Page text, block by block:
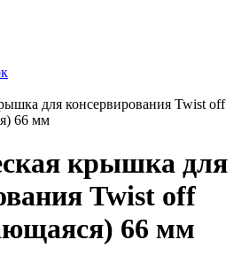
для консервирования Twist off
66 мм
крышка для
Twist off
66 мм